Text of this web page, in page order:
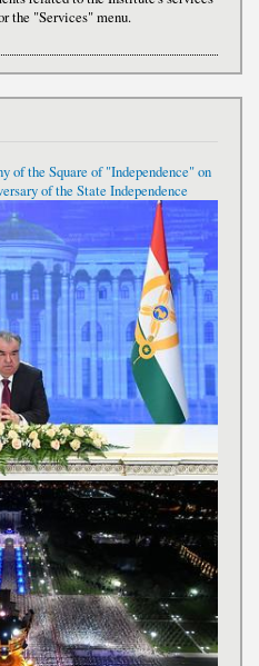
the "Services" menu.
of the Square of "Independence" on
of the State Independence